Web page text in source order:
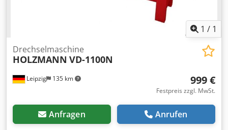
1 / 1
Leipzig 135 km
Drechselmaschine
HOLZMANN VD-1100N
999 €
Festpreis zzgl. MwSt.
Anfragen Anrufen